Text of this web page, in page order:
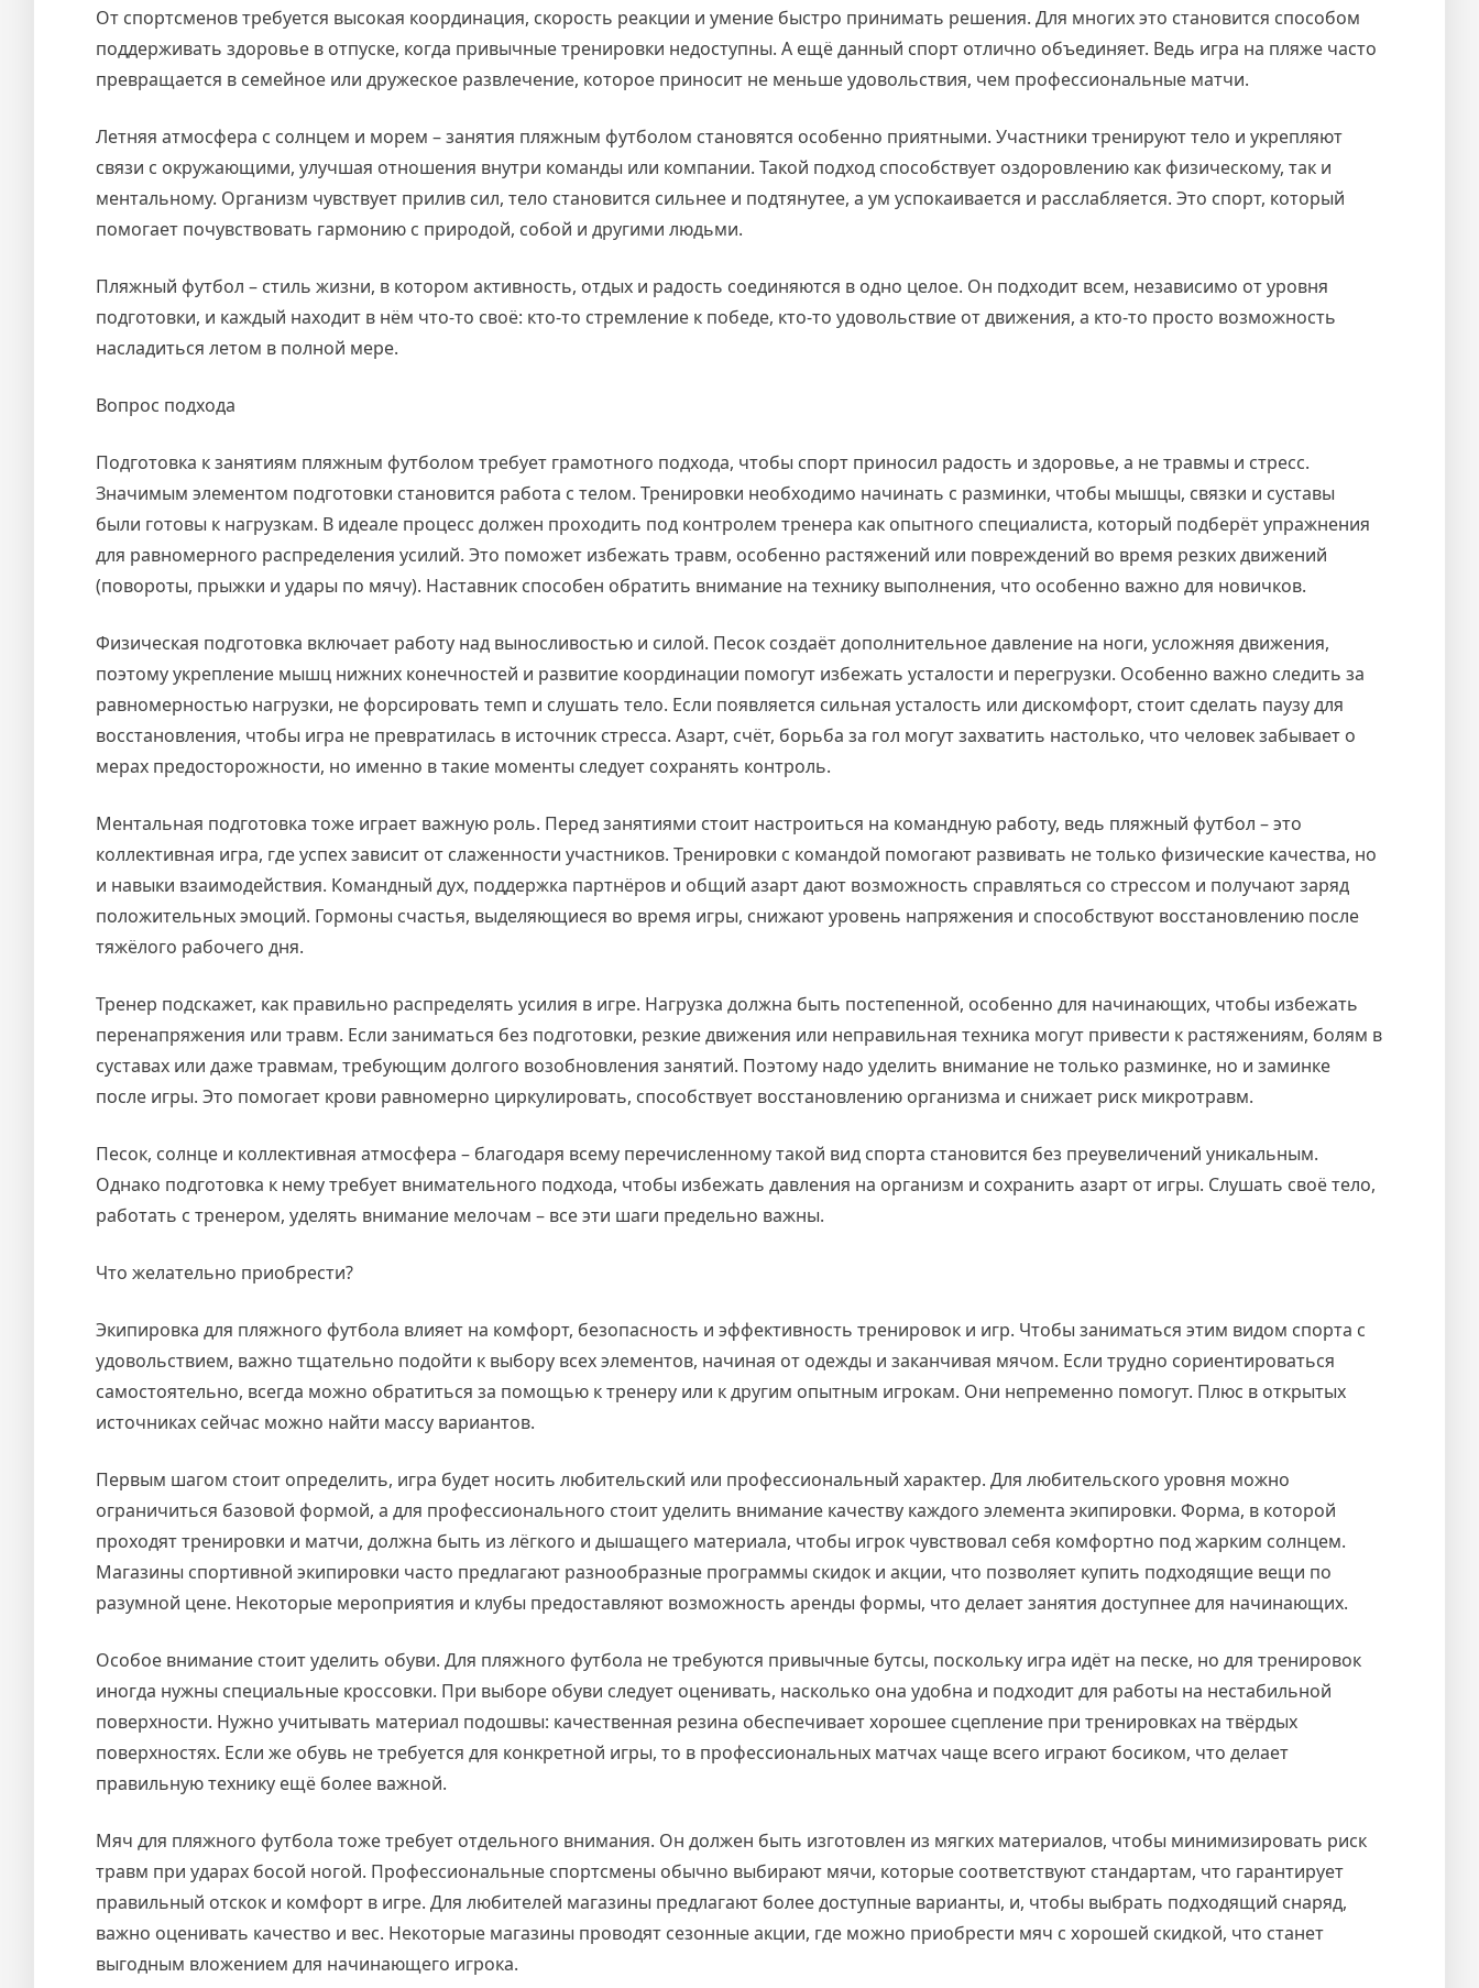
От спортсменов требуется высокая координация, скорость реакции и умение быстро принимать решения. Для многих это становится способом
поддерживать здоровье в отпуске, когда привычные тренировки недоступны. А ещё данный спорт отлично объединяет. Ведь игра на пляже часто
превращается в семейное или дружеское развлечение, которое приносит не меньше удовольствия, чем профессиональные матчи.
Летняя атмосфера с солнцем и морем – занятия пляжным футболом становятся особенно приятными. Участники тренируют тело и укрепляют
связи с окружающими, улучшая отношения внутри команды или компании. Такой подход способствует оздоровлению как физическому, так и
ментальному. Организм чувствует прилив сил, тело становится сильнее и подтянутее, а ум успокаивается и расслабляется. Это спорт, который
помогает почувствовать гармонию с природой, собой и другими людьми.
Пляжный футбол – стиль жизни, в котором активность, отдых и радость соединяются в одно целое. Он подходит всем, независимо от уровня
подготовки, и каждый находит в нём что-то своё: кто-то стремление к победе, кто-то удовольствие от движения, а кто-то просто возможность
насладиться летом в полной мере.
Вопрос подхода
Подготовка к занятиям пляжным футболом требует грамотного подхода, чтобы спорт приносил радость и здоровье, а не травмы и стресс.
Значимым элементом подготовки становится работа с телом. Тренировки необходимо начинать с разминки, чтобы мышцы, связки и суставы
были готовы к нагрузкам. В идеале процесс должен проходить под контролем тренера как опытного специалиста, который подберёт упражнения
для равномерного распределения усилий. Это поможет избежать травм, особенно растяжений или повреждений во время резких движений
(повороты, прыжки и удары по мячу). Наставник способен обратить внимание на технику выполнения, что особенно важно для новичков.
Физическая подготовка включает работу над выносливостью и силой. Песок создаёт дополнительное давление на ноги, усложняя движения,
поэтому укрепление мышц нижних конечностей и развитие координации помогут избежать усталости и перегрузки. Особенно важно следить за
равномерностью нагрузки, не форсировать темп и слушать тело. Если появляется сильная усталость или дискомфорт, стоит сделать паузу для
восстановления, чтобы игра не превратилась в источник стресса. Азарт, счёт, борьба за гол могут захватить настолько, что человек забывает о
мерах предосторожности, но именно в такие моменты следует сохранять контроль.
Ментальная подготовка тоже играет важную роль. Перед занятиями стоит настроиться на командную работу, ведь пляжный футбол – это
коллективная игра, где успех зависит от слаженности участников. Тренировки с командой помогают развивать не только физические качества, но
и навыки взаимодействия. Командный дух, поддержка партнёров и общий азарт дают возможность справляться со стрессом и получают заряд
положительных эмоций. Гормоны счастья, выделяющиеся во время игры, снижают уровень напряжения и способствуют восстановлению после
тяжёлого рабочего дня.
Тренер подскажет, как правильно распределять усилия в игре. Нагрузка должна быть постепенной, особенно для начинающих, чтобы избежать
перенапряжения или травм. Если заниматься без подготовки, резкие движения или неправильная техника могут привести к растяжениям, болям в
суставах или даже травмам, требующим долгого возобновления занятий. Поэтому надо уделить внимание не только разминке, но и заминке
после игры. Это помогает крови равномерно циркулировать, способствует восстановлению организма и снижает риск микротравм.
Песок, солнце и коллективная атмосфера – благодаря всему перечисленному такой вид спорта становится без преувеличений уникальным.
Однако подготовка к нему требует внимательного подхода, чтобы избежать давления на организм и сохранить азарт от игры. Слушать своё тело,
работать с тренером, уделять внимание мелочам – все эти шаги предельно важны.
Что желательно приобрести?
Экипировка для пляжного футбола влияет на комфорт, безопасность и эффективность тренировок и игр. Чтобы заниматься этим видом спорта с
удовольствием, важно тщательно подойти к выбору всех элементов, начиная от одежды и заканчивая мячом. Если трудно сориентироваться
самостоятельно, всегда можно обратиться за помощью к тренеру или к другим опытным игрокам. Они непременно помогут. Плюс в открытых
источниках сейчас можно найти массу вариантов.
Первым шагом стоит определить, игра будет носить любительский или профессиональный характер. Для любительского уровня можно
ограничиться базовой формой, а для профессионального стоит уделить внимание качеству каждого элемента экипировки. Форма, в которой
проходят тренировки и матчи, должна быть из лёгкого и дышащего материала, чтобы игрок чувствовал себя комфортно под жарким солнцем.
Магазины спортивной экипировки часто предлагают разнообразные программы скидок и акции, что позволяет купить подходящие вещи по
разумной цене. Некоторые мероприятия и клубы предоставляют возможность аренды формы, что делает занятия доступнее для начинающих.
Особое внимание стоит уделить обуви. Для пляжного футбола не требуются привычные бутсы, поскольку игра идёт на песке, но для тренировок
иногда нужны специальные кроссовки. При выборе обуви следует оценивать, насколько она удобна и подходит для работы на нестабильной
поверхности. Нужно учитывать материал подошвы: качественная резина обеспечивает хорошее сцепление при тренировках на твёрдых
поверхностях. Если же обувь не требуется для конкретной игры, то в профессиональных матчах чаще всего играют босиком, что делает
правильную технику ещё более важной.
Мяч для пляжного футбола тоже требует отдельного внимания. Он должен быть изготовлен из мягких материалов, чтобы минимизировать риск
травм при ударах босой ногой. Профессиональные спортсмены обычно выбирают мячи, которые соответствуют стандартам, что гарантирует
правильный отскок и комфорт в игре. Для любителей магазины предлагают более доступные варианты, и, чтобы выбрать подходящий снаряд,
важно оценивать качество и вес. Некоторые магазины проводят сезонные акции, где можно приобрести мяч с хорошей скидкой, что станет
выгодным вложением для начинающего игрока.